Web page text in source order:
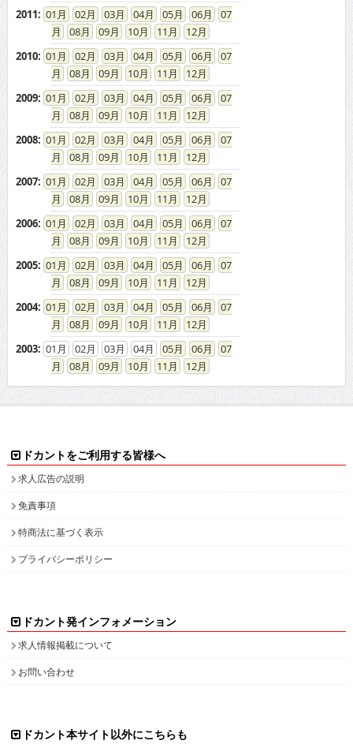
2011: 01 02 03 04 05 06
07
08
09 10 11
12
2010: 01 02 03 04 05 06
07
08
09 10 11
12
2009: 01 02 03 04 05 06
07
08
09 10 11
12
2008: 01 02 03 04 05 06
07
08
09 10 11
12
2007: 01 02 03 04 05 06
07
08
09 10 11
12
2006: 01 02 03 04 05 06
07
08
09 10 11
12
2005: 01 02 03 04 05 06
07
08
09 10 11
12
2004: 01 02 03 04 05 06
07
08
09 10 11
12
2003: 01 02 03 04 05 06
07
08
09 10 11 12
ドカントをご利用する皆様へ
求人広告の説明
免責事項
特商法に基づく表示
プライバシーポリシー
ドカント発インフォメーション
求人情報掲載について
お問い合わせ
ドカント本サイト以外にこちらも